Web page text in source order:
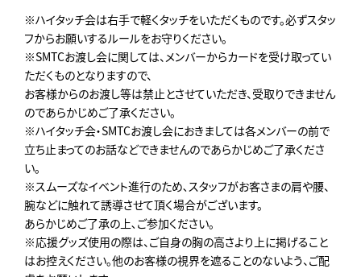
※ハイタッチ会は右手で軽くタッチをいただくものです。必ずスタッ
フからお願いするルールをお守りください。
※SMTCお渡し会に関しては、メンバーからカードを受け取ってい
ただくものとなりますので、
お客様からのお渡し等は禁止とさせていただき、受取りできません
のであらかじめご了承ください。
※ハイタッチ会・SMTCお渡し会におきましては各メンバーの前で
立ち止まってのお話などできませんのであらかじめご了承くださ
い。
※スムーズなイベント進行のため､スタッフがお客さまの肩や腰、
腕などに触れて誘導させて頂く場合がございます。
あらかじめご了承の上､ご参加ください。
※応援グッズ使用の際は、ご自身の胸の高さより上に掲げること
はお控えください。他のお客様の視界を遮ることのないよう、ご配